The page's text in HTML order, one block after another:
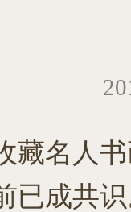
名人书
已成共